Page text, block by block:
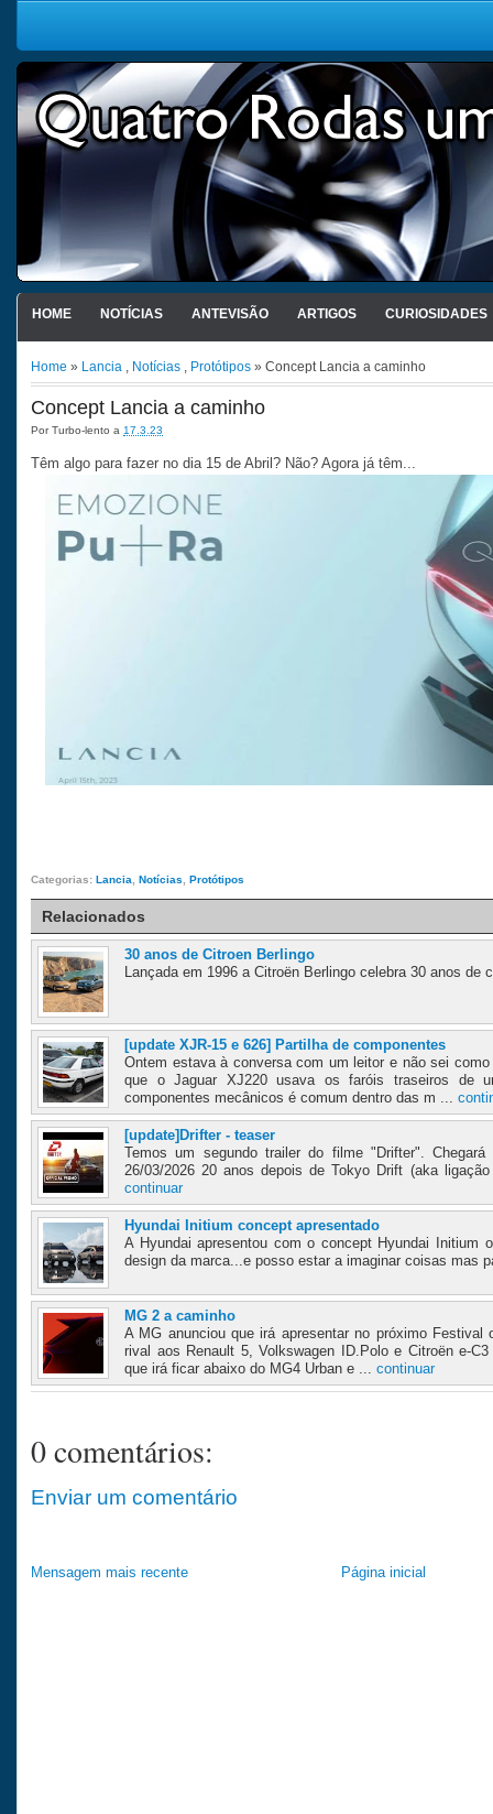
HOME NOTÍCIAS ANTEVISÃO ARTIGOS CURIOSIDADES
Home » Lancia , Notícias , Protótipos » Concept Lancia a caminho
Concept Lancia a caminho
PorTurbo-lento a 17.3.23
Têm algo para fazer no dia 15 de Abril? Não? Agora já têm...
Categorias: Lancia Notícias Protótipos
Relacionados
30 anos de Citroen Berlingo
Lançada em 1996 a Citroën Berlingo celebra 30 anos de
[update XJR-15 e 626] Partilha de componentes
Ontem estava à conversa com um leitor e não sei
que o Jaguar XJ220 usava os faróis traseiros de
componentes mecânicos é comum dentro das m ...
[update]Drifter - teaser
Temos um segundo trailer do filme "Drifter".
26/03/2026 20 anos depois de Tokyo Drift (aka
continuar
Hyundai Initium concept apresentado
A Hyundai apresentou com o concept Hyundai Initium
design da marca...e posso estar a imaginar coisas mas
MG 2 a caminho
A MG anunciou que irá apresentar no próximo Festival
rival aos Renault 5, Volkswagen ID.Polo e Citroën e-
que irá ficar abaixo do MG4 Urban e ... continuar
0 comentários:
Enviar um comentário
Mensagem mais recente Página inicial